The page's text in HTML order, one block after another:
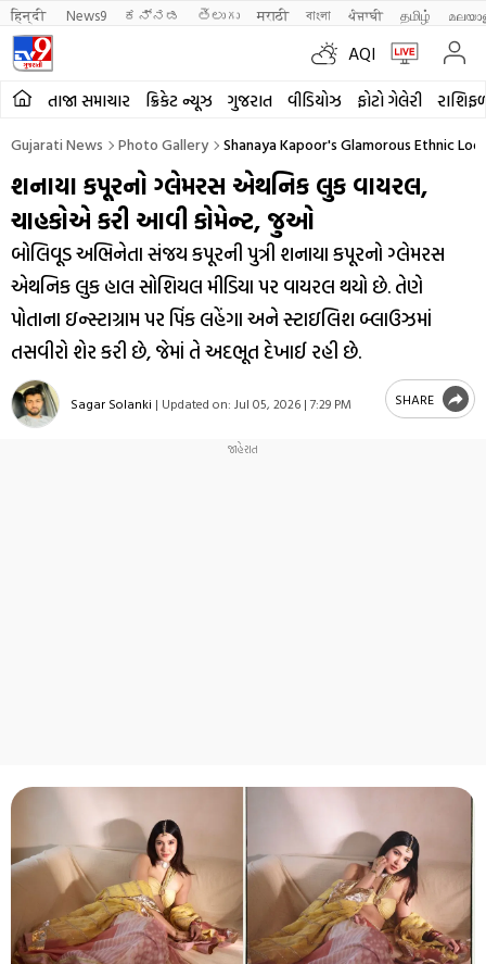
हिन्दी News9 ಕನ್ನಡ తెలుగు मराठी বাংলা ਪੰਜਾਬੀ தமிழ்
AQI
તાજા સમાચાર ક્રિકેટ ન્યૂઝ ગુજરાત વીડિયોઝ ફોટો ગેલેરી
Gujarati News Photo Gallery Shanaya Kapoor's Glamorous Ethnic
શનાયા કપૂરનો ગ્લેમરસ એથનિક લુક વાયરલ,
ચાહકોએ કરી આવી કોમેન્ટ, જુઓ
બોલિવૂડ અભિનેતા સંજય કપૂરની પુત્રી શનાયા કપૂરનો ગ્લેમરસ
એથનિક લુક હાલ સોશિયલ મીડિયા પર વાયરલ થયો છે. તેણે
પોતાના ઇન્સ્ટાગ્રામ પર પિંક લહેંગા અને સ્ટાઇલિશ બ્લાઉઝમાં
તસવીરો શેર કરી છે, જેમાં તે અદભૂત દેખાઈ રહી છે.
Sagar Solanki | Updated on: Jul 05, 2026 | 7:29 PM SHARE